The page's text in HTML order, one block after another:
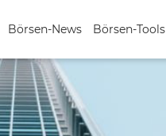
Börsen-News Börsen-Tools